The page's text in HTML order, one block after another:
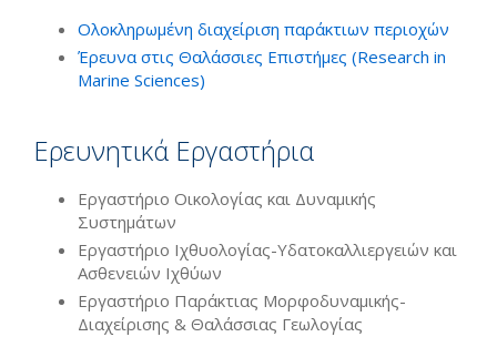
Ολοκληρωμένη διαχείριση παράκτιων περιοχών
Έρευνα στις Θαλάσσιες Επιστήμες (Research in
Marine Sciences)
Ερευνητικά Εργαστήρια
Εργαστήριο Οικολογίας και Δυναμικής
Συστημάτων
Εργαστήριο Ιχθυολογίας-Υδατοκαλλιεργειών και
Ασθενειών Ιχθύων
Εργαστήριο Παράκτιας Μορφοδυναμικής-
Διαχείρισης & Θαλάσσιας Γεωλογίας